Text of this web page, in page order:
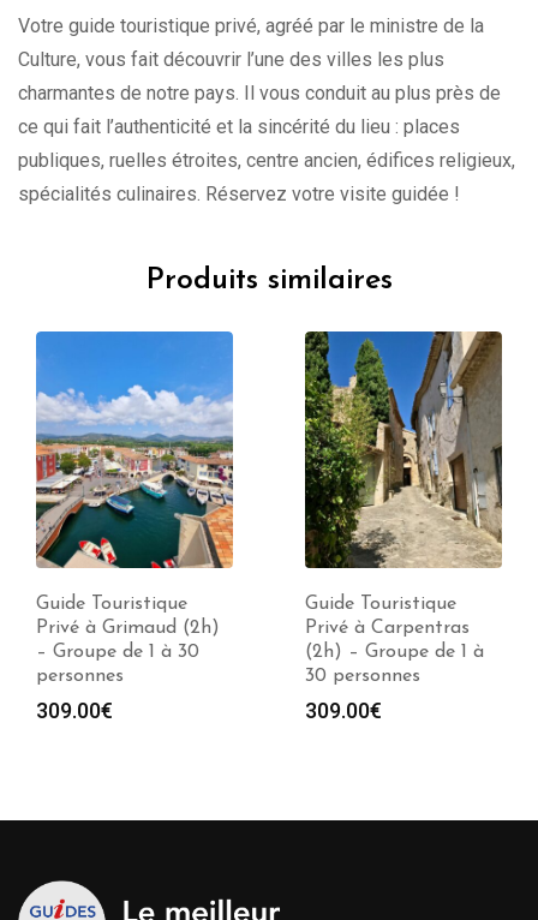
Votre guide touristique privé, agréé par le ministre de la
Culture, vous fait découvrir l’une des villes les plus
charmantes de notre pays. Il vous conduit au plus près de
ce qui fait l’authenticité et la sincérité du lieu : places
publiques, ruelles étroites, centre ancien, édifices religieux,
spécialités culinaires. Réservez votre visite guidée !
Produits similaires
Guide Touristique
Privé à Carpentras
(2h) – Groupe de 1 à
30 personnes
309.00€
Guide Touristique
Privé à Toulon (2h) –
Groupe de 1 à 30
personnes
309.00€